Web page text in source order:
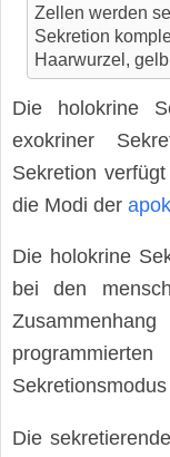
Zellen werden
Sekretion
Haarwurzel,
Die holokrine
exokriner
Sekretion
die Modi der
Die holokrine
bei den
Die